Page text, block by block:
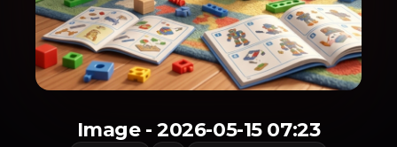
Image - 2026-05-15 07:23